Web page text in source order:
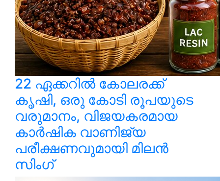
22 ഏക്കറിൽ കോലരക്ക്
കൃഷി, ഒരു കോടി രൂപയുടെ
വരുമാനം, വിജയകരമായ
കാർഷിക വാണിജ്യ
പരീക്ഷണവുമായി മിലൻ
സിംഗ്